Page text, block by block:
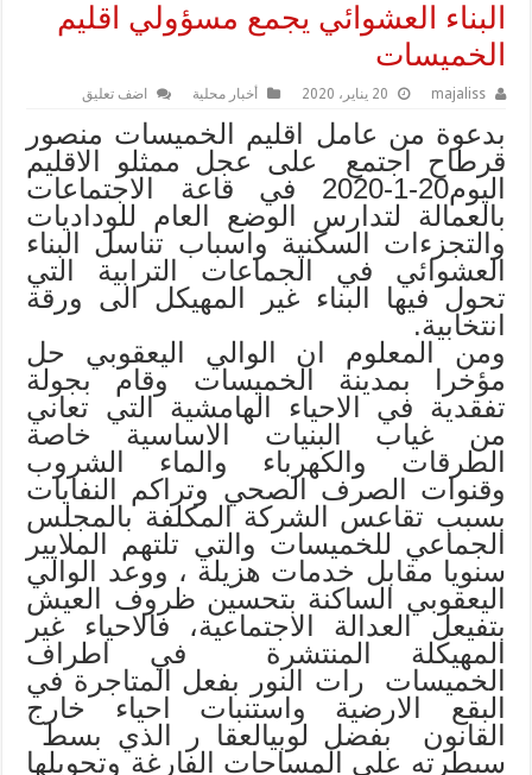
البناء العشوائي يجمع مسؤولي اقليم
الخميسات‎‎
majaliss 20 يناير، 2020 أخبار محلية اضف تعليق
بدعوة من عامل اقليم الخميسات منصور
قرطاح اجتمع على عجل ممثلو الاقليم
اليوم20-1-2020 في قاعة الاجتماعات
بالعمالة لتدارس الوضع العام للوداديات
والتجزءات السكنية واسباب تناسل البناء
العشوائي في الجماعات
الترابية التي
تحول فيها البناء غير المهيكل الى ورقة
انتخابية.
ومن المعلوم ان الوالي اليعقوبي حل
مؤخرا بمدينة الخميسات وقام بجولة
تفقدية في الاحياء الهامشية التي تعاني
من غياب البنيات الاساسية خاصة
الطرقات والكهرباء والماء الشروب
وقنوات الصرف الصحي وتراكم النفايات
بسبب تقاعس الشركة المكلفة بالمجلس
الجماعي للخميسات والتي تلتهم
الملايير
سنويا مقابل خدمات هزيلة ، ووعد الوالي
اليعقوبي الساكنة بتحسين ظروف العيش
بتفيعل العدالة الاجتماعية، فالاحياء غير
المهيكلة المنتشرة في اطراف
الخميسات رات النور بفعل
المتاجرة في
البقع الارضية واستنبات احياء خارج
القانون بفضل لوبيالعقا ر الذي بسط
سيطرته على المساحات الفارغةوتحويلها